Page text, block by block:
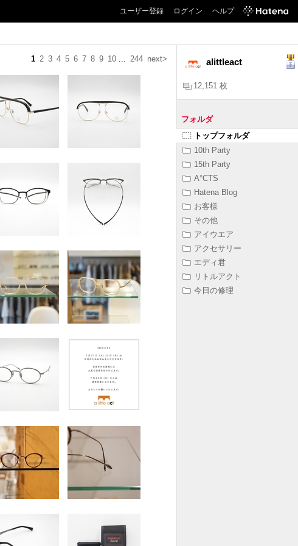
ユーザー登録 ログイン ヘルプ
1 2 3 4 5 6 7 8 9 10 ... 244 next> alittleact
12,151 枚
フォルダ
トップフォルダ
10th Party
15th Party
A°CTS
Hatena Blog
お客様
その他
アイウエア
アクセサリー
エディ君
リトルアクト
今日の修理